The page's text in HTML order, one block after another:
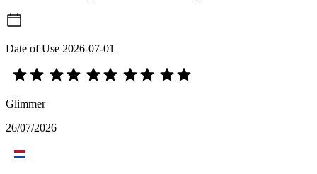
Date of Use 2026-07-01
Glimmer
26/07/2026